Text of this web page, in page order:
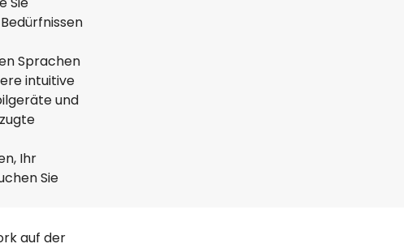
Sprachen
intuitive
und
Ihr
Sie
auf der